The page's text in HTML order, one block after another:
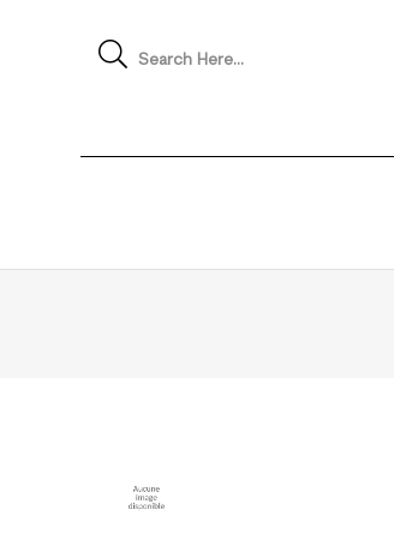
Search Here...